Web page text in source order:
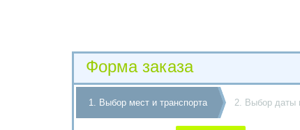
Форма заказа
1. Выбор мест и транспорта 2. Выбор даты